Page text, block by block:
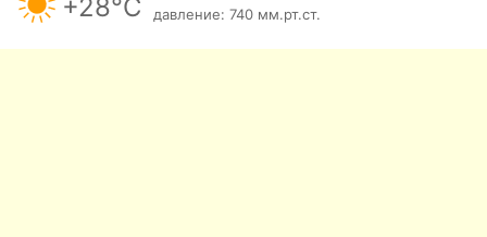
+28°С
давление: 740 мм.рт.ст.